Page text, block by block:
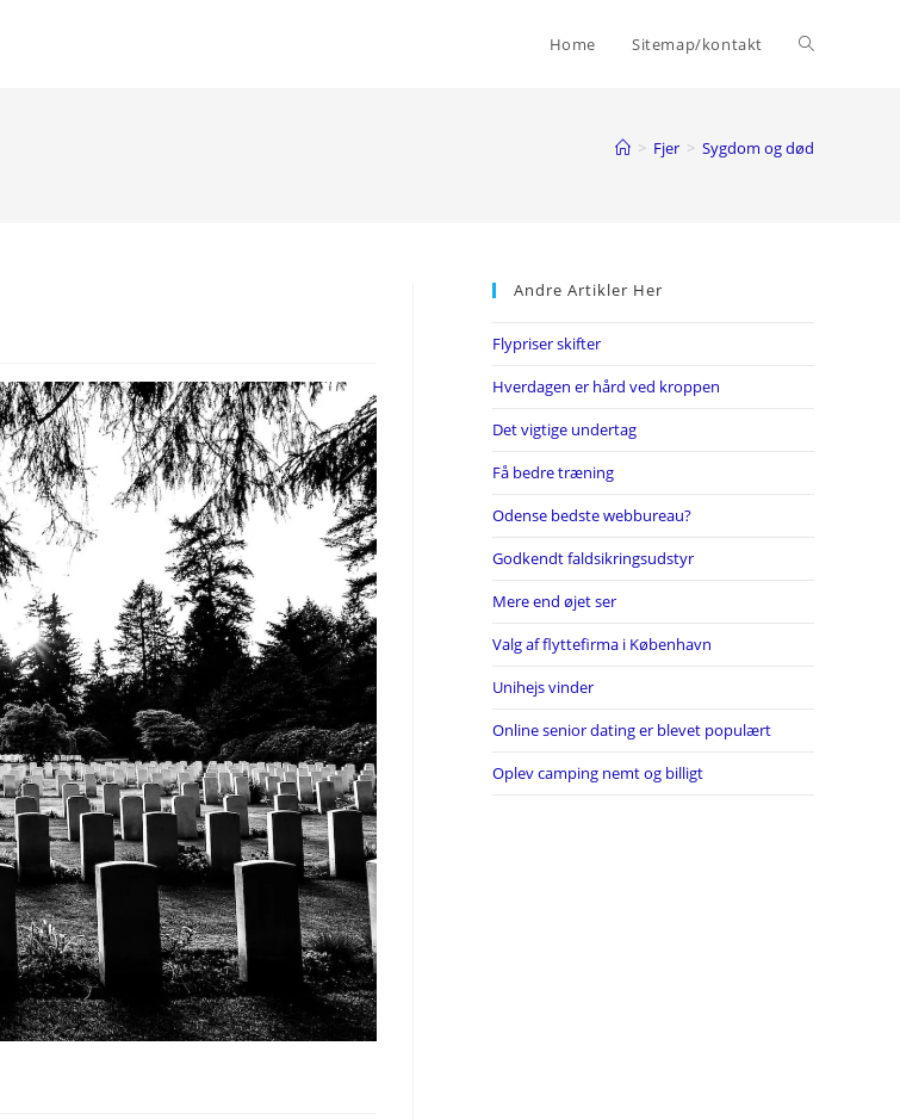
Home Sitemap/kontakt Toggle
> Fjer > Sygdom og død
Andre Artikler Her
Flypriser skifter
Hverdagen er hård ved kroppen
Det vigtige undertag
Få bedre træning
Odense bedste webbureau?
Godkendt faldsikringsudstyr
Mere end øjet ser
Valg af flyttefirma i København
Unihejs vinder
Online senior dating er blevet populært
Oplev camping nemt og billigt